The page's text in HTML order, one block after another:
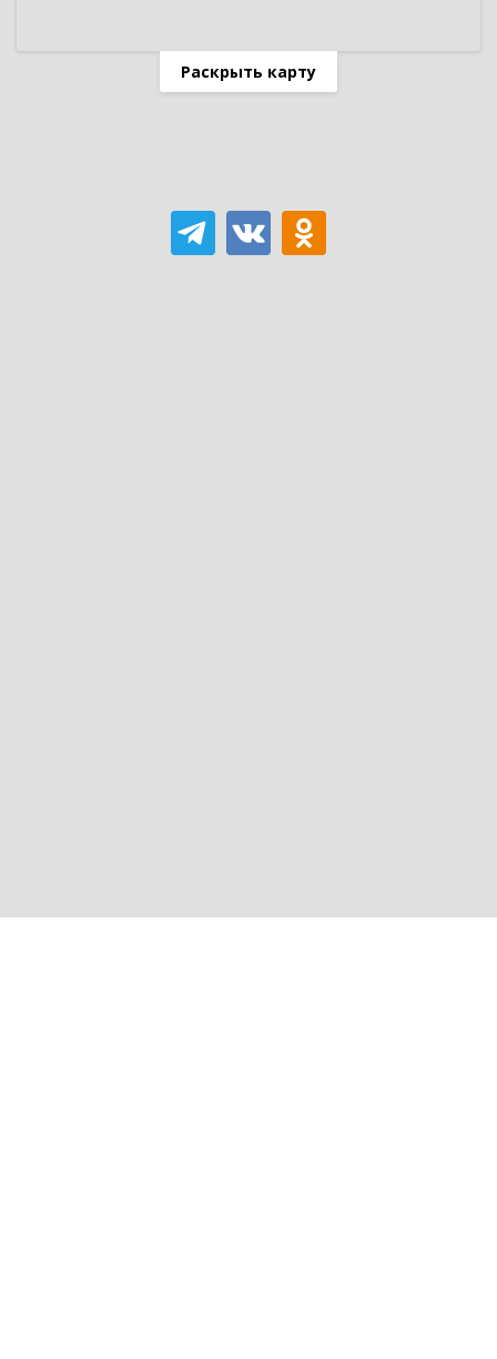
Раскрыть карту